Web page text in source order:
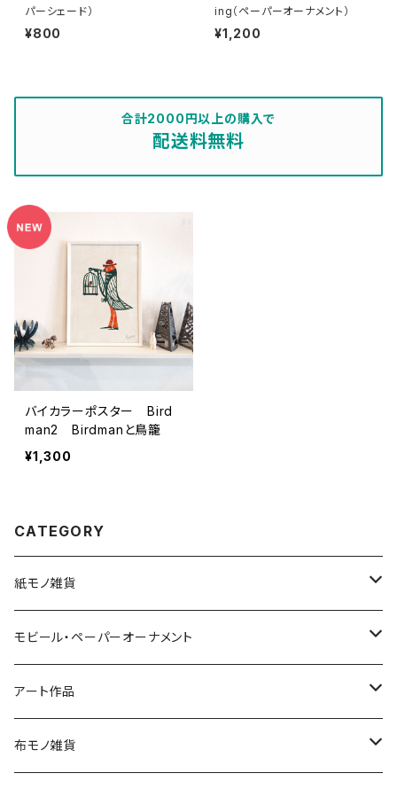
パーシェード）
¥800
ing（ペーパーオーナメント）
¥1,200
合計2000円以上の購入で
配送料無料
バイカラーポスター Bird
man2 Birdmanと鳥籠
¥1,300
CATEGORY
紙モノ雑貨
切り絵グリーティングカード
LED用ペーパーシェード
ポストカード
モビール・ペーパーオーナメント
モビール
ペーパーオーナメント
アート作品
ポスター
布モノ雑貨